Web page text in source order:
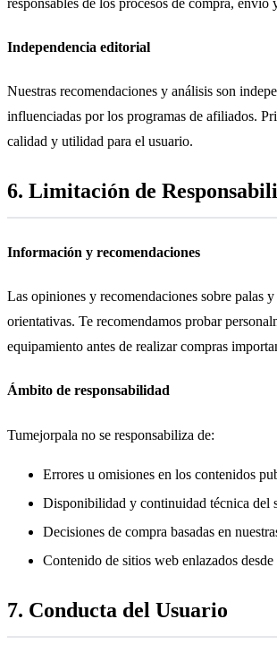
Independencia editorial
Nuestras recomendaciones y análisis son
influenciadas por los programas de afiliados.
calidad y utilidad para el usuario.
6. Limitación de
Información y recomendaciones
Las opiniones y recomendaciones sobre palas
orientativas. Te recomendamos probar
equipamiento antes de realizar compras
Ámbito de responsabilidad
Tumejorpala no se responsabiliza de:
Errores u omisiones en los contenidos
Disponibilidad y continuidad técnica del
Decisiones de compra basadas en
Contenido de sitios web enlazados
7. Conducta del Usuario